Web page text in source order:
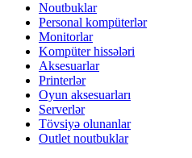
Noutbuklar
Personal kompüterlər
Monitorlar
Kompüter hissələri
Aksesuarlar
Printerlər
Oyun aksesuarları
Serverlər
Tövsiyə olunanlar
Outlet noutbuklar